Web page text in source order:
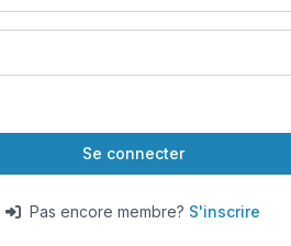
Se connecter
Pas encore membre? S'inscrire